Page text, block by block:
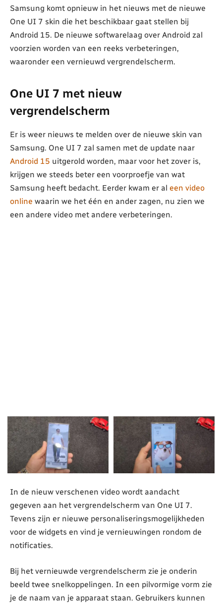
Samsung komt opnieuw in het nieuws met de nieuwe
One UI 7 skin die het beschikbaar gaat stellen bij
Android 15. De nieuwe softwarelaag over Android zal
voorzien worden van een reeks verbeteringen,
waaronder een vernieuwd vergrendelscherm.
One UI 7 met nieuw
vergrendelscherm
Er is weer nieuws te melden over de nieuwe skin van
Samsung. One UI 7 zal samen met de update naar
Android 15 uitgerold worden, maar voor het zover is,
krijgen we steeds beter een voorproefje van wat
Samsung heeft bedacht. Eerder kwam er al een video
online waarin we het één en ander zagen, nu zien we
een andere video met andere verbeteringen.
In de nieuw verschenen video wordt aandacht
gegeven aan het vergrendelscherm van One UI 7.
Tevens zijn er nieuwe personaliseringsmogelijkheden
voor de widgets en vind je vernieuwingen rondom de
notificaties.
Bij het vernieuwde vergrendelscherm zie je onderin
beeld twee snelkoppelingen. In een pilvormige vorm zie
je de naam van je apparaat staan. Gebruikers kunnen